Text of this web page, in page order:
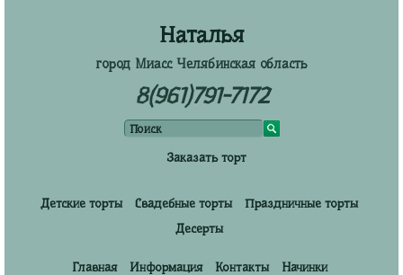
Наталья
город Миасс Челябинская область
8(961)791-7172
Заказать торт
Детские торты Свадебные торты
Праздничные торты
Десерты
Главная Информация Контакты Начинки